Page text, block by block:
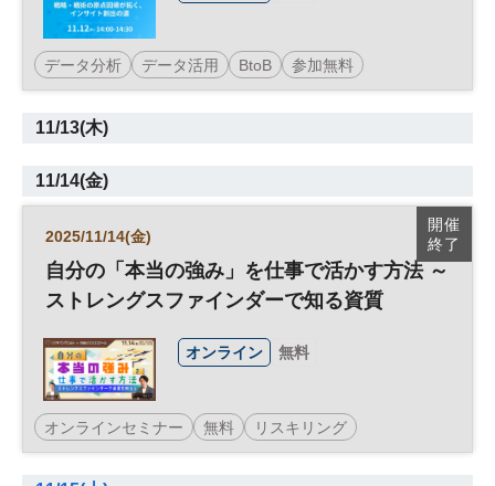
データ分析 データ活用 BtoB 参加無料
11/13(木)
11/14(金)
開催
終了
2025/11/14(金)
オンライン 無料
自分の「本当の強み」を仕事で活かす方法 ～
ストレングスファインダーで知る資質
オンラインセミナー 無料 リスキリング